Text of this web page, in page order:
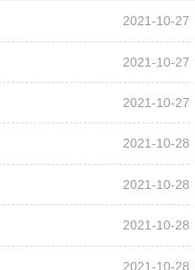
2021-10-27
2021-10-27
2021-10-27
2021-10-28
2021-10-28
2021-10-28
2021-10-28